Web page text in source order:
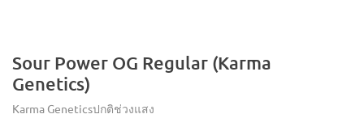
Sour Power OG Regular (Karma
Genetics)
Karma Geneticsปกติช่วงแสง